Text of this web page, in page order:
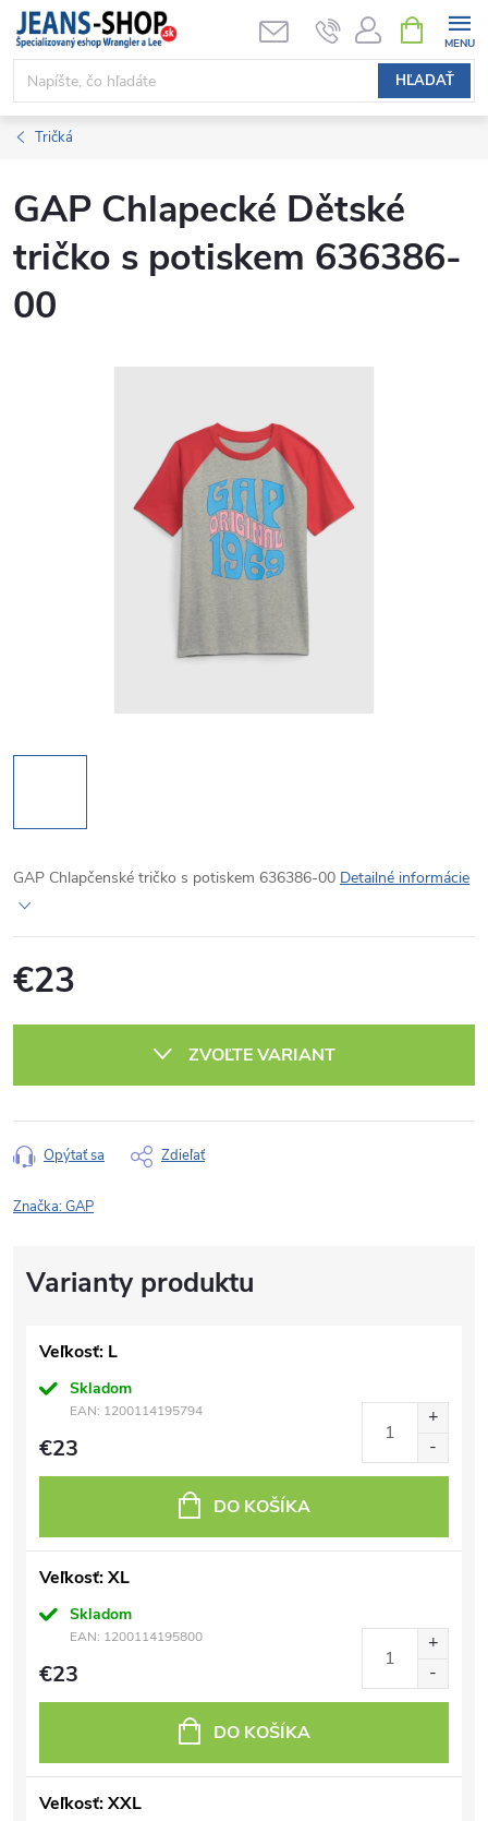
Prejsť
obsah
HĽADAŤ
KOŠÍK
Tričká
GAP Chlapecké Dětské
tričko s potiskem 636386-
00
GAP Chlapčenské tričko s potiskem 636386-00 Detailné informácie
€23
ZVOĽTE VARIANT
Opýtať sa Zdieľať
Značka:GAP
Veľkosť: L
Skladom
EAN: 1200114195794
€23
DO KOŠÍKA
Veľkosť: XL
Skladom
EAN: 1200114195800
€23
DO KOŠÍKA
Veľkosť: XXL